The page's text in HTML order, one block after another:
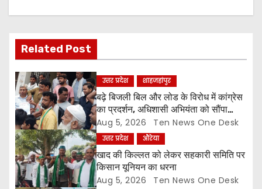
v
i
g
a
t
i
o
n
Related Post
उत्तर प्रदेश शाहजहांपुर
बढ़े बिजली बिल और लोड के विरोध में कांग्रेस
का प्रदर्शन, अधिशासी अभियंता को सौंपा
ज्ञापन
Aug 5, 2026 Ten News One Desk
उत्तर प्रदेश औरेया
खाद की किल्लत को लेकर सहकारी समिति पर
किसान यूनियन का धरना
Aug 5, 2026 Ten News One Desk